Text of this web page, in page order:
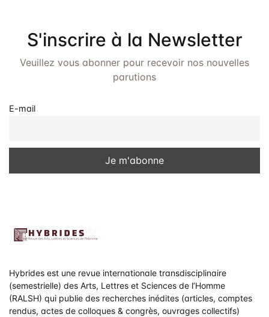
Politique de
Licence
S'inscrire à la Newsletter
Veuillez vous abonner pour recevoir nos nouvelles
parutions
E-mail
Hybrides est une revue internationale transdisciplinaire
(semestrielle) des Arts, Lettres et Sciences de l’Homme
(RALSH) qui publie des recherches inédites (articles, comptes
rendus, actes de colloques & congrès, ouvrages collectifs)